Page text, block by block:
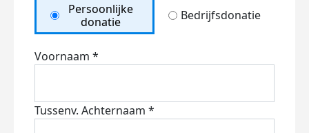
Persoonlijke
donatie
Bedrijfsdonatie
Voornaam *
Tussenv. Achternaam *